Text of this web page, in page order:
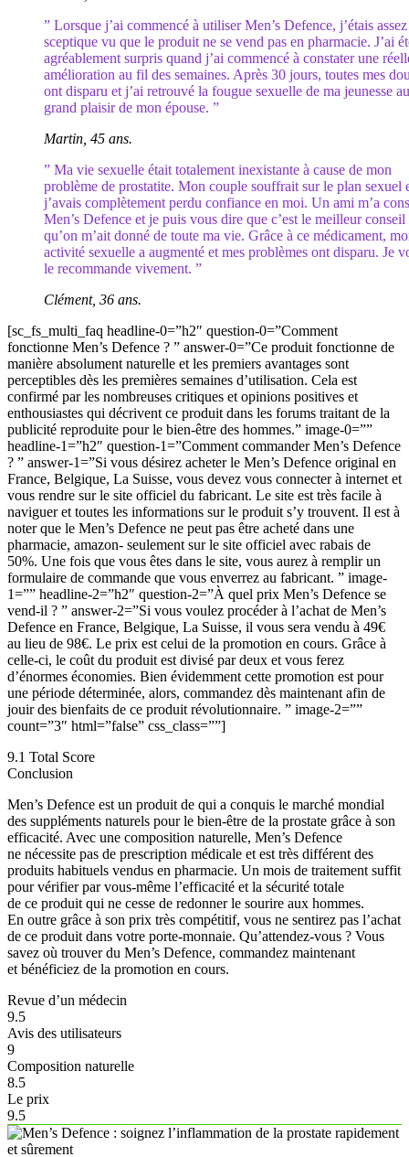
” Lorsque j’ai commencé à utiliser Men’s Defence, j’étais assez
sceptique vu que le produit ne se vend pas en pharmacie. J’ai
agréablement surpris quand j’ai commencé à constater une
amélioration au fil des semaines. Après 30 jours, toutes mes
ont disparu et j’ai retrouvé la fougue sexuelle de ma jeunesse au
grand plaisir de mon épouse. ”
Martin, 45 ans.
” Ma vie sexuelle était totalement inexistante à cause de mon
problème de prostatite. Mon couple souffrait sur le plan sexuel
j’avais complètement perdu confiance en moi. Un ami m’a
Men’s Defence et je puis vous dire que c’est le meilleur conseil
qu’on m’ait donné de toute ma vie. Grâce à ce médicament,
activité sexuelle a augmenté et mes problèmes ont disparu. Je
le recommande vivement. ”
Clément, 36 ans.
[sc_fs_multi_faq headline-0=”h2″ question-0=”Comment
fonctionne Men’s Defence ? ” answer-0=”Ce produit fonctionne de
manière absolument naturelle et les premiers avantages sont
perceptibles dès les premières semaines d’utilisation. Cela est
confirmé par les nombreuses critiques et opinions positives et
enthousiastes qui décrivent ce produit dans les forums traitant de la
publicité reproduite pour le bien-être des hommes.” image-0=””
headline-1=”h2″ question-1=”Comment commander Men’s Defence
? ” answer-1=”Si vous désirez acheter le Men’s Defence original en
France, Belgique, La Suisse, vous devez vous connecter à internet et
vous rendre sur le site officiel du fabricant. Le site est très facile à
naviguer et toutes les informations sur le produit s’y trouvent. Il est à
noter que le Men’s Defence ne peut pas être acheté dans une
pharmacie, amazon- seulement sur le site officiel avec rabais de
50%. Une fois que vous êtes dans le site, vous aurez à remplir un
formulaire de commande que vous enverrez au fabricant. ” image-
1=”” headline-2=”h2″ question-2=”À quel prix Men’s Defence se
vend-il ? ” answer-2=”Si vous voulez procéder à l’achat de Men’s
Defence en France, Belgique, La Suisse, il vous sera vendu à 49€
au lieu de 98€. Le prix est celui de la promotion en cours. Grâce à
celle-ci, le coût du produit est divisé par deux et vous ferez
d’énormes économies. Bien évidemment cette promotion est pour
une période déterminée, alors, commandez dès maintenant afin de
jouir des bienfaits de ce produit révolutionnaire. ” image-2=””
count=”3″ html=”false” css_class=””]
9.1 Total Score
Conclusion
Men’s Defence est un produit de qui a conquis le marché mondial
des suppléments naturels pour le bien-être de la prostate grâce à son
efficacité. Avec une composition naturelle, Men’s Defence
ne nécessite pas de prescription médicale et est très différent des
produits habituels vendus en pharmacie. Un mois de traitement suffit
pour vérifier par vous-même l’efficacité et la sécurité totale
de ce produit qui ne cesse de redonner le sourire aux hommes.
En outre grâce à son prix très compétitif, vous ne sentirez pas l’achat
de ce produit dans votre porte-monnaie. Qu’attendez-vous ? Vous
savez où trouver du Men’s Defence, commandez maintenant
et bénéficiez de la promotion en cours.
Revue d’un médecin
9.5
Avis des utilisateurs
9
Composition naturelle
8.5
Le prix
9.5